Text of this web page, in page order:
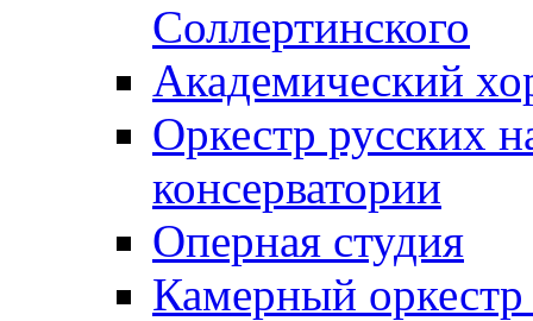
Соллертинского
Академический
Оркестр русских
консерватории
Оперная студия
Камерный оркестр